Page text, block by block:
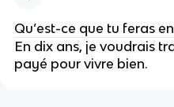
Qu’est-ce que tu feras
En dix ans, je voudrais
payé pour vivre bien.